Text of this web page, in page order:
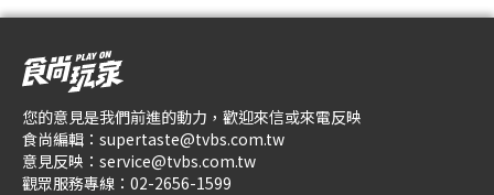
您的意見是我們前進的動力，歡迎來信或來電反映
食尚編輯： supertaste@tvbs.com.tw
意見反映： service@tvbs.com.tw
觀眾服務專線： 02-2656-1599